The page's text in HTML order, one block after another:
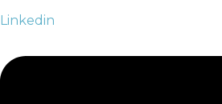
Linkedin